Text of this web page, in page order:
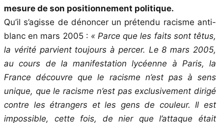
mesure de son positionnement politique.
Qu’il s’agisse de dénoncer un prétendu racisme anti-
blanc en mars 2005 : « Parce que les faits sont têtus,
la vérité parvient toujours à percer. Le 8 mars 2005,
au cours de la manifestation lycéenne à Paris, la
France découvre que le racisme n’est pas à sens
unique, que le racisme n’est pas exclusivement dirigé
contre les étrangers et les gens de couleur. Il est
impossible, cette fois, de nier que l’attaque était